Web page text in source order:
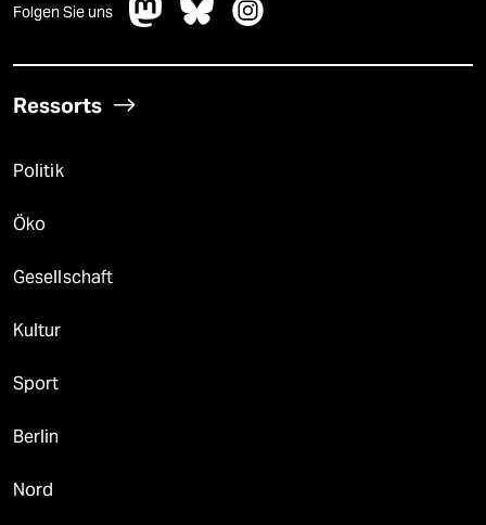
Folgen Sie uns
Ressorts
Politik
Öko
Gesellschaft
Kultur
Sport
Berlin
Nord